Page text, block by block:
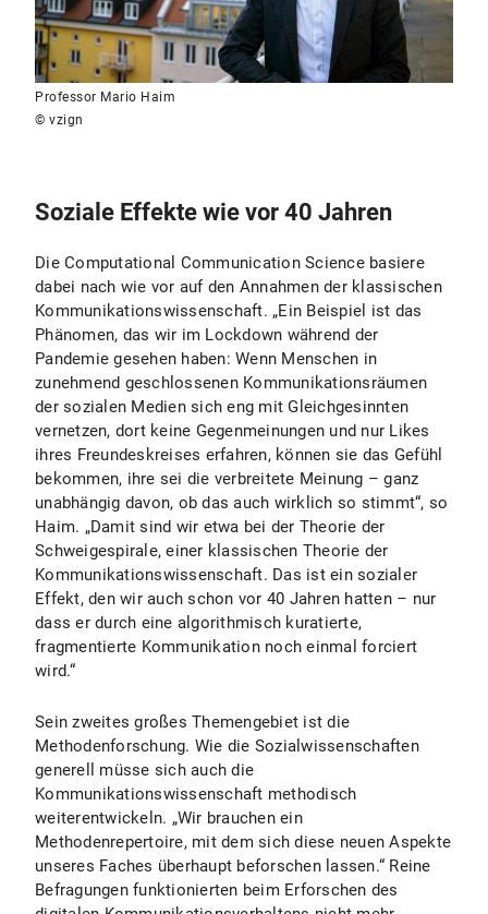
Professor Mario Haim
© vzign
Soziale Effekte wie vor 40 Jahren
Die Computational Communication Science basiere
dabei nach wie vor auf den Annahmen der klassischen
Kommunikationswissenschaft. „Ein Beispiel ist das
Phänomen, das wir im Lockdown während der
Pandemie gesehen haben: Wenn Menschen in
zunehmend geschlossenen Kommunikationsräumen
der sozialen Medien sich eng mit Gleichgesinnten
vernetzen, dort keine Gegenmeinungen und nur Likes
ihres Freundeskreises erfahren, können sie das Gefühl
bekommen, ihre sei die verbreitete Meinung – ganz
unabhängig davon, ob das auch wirklich so stimmt“, so
Haim. „Damit sind wir etwa bei der Theorie der
Schweigespirale, einer klassischen Theorie der
Kommunikationswissenschaft. Das ist ein sozialer
Effekt, den wir auch schon vor 40 Jahren hatten – nur
dass er durch eine algorithmisch kuratierte,
fragmentierte Kommunikation noch einmal forciert
wird.“
Sein zweites großes Themengebiet ist die
Methodenforschung. Wie die Sozialwissenschaften
generell müsse sich auch die
Kommunikationswissenschaft methodisch
weiterentwickeln. „Wir brauchen ein
Methodenrepertoire, mit dem sich diese neuen Aspekte
unseres Faches überhaupt beforschen lassen.“ Reine
Befragungen funktionierten beim Erforschen des